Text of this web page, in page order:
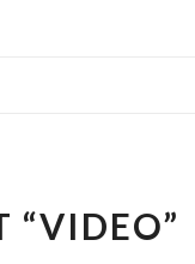
“VIDEO”